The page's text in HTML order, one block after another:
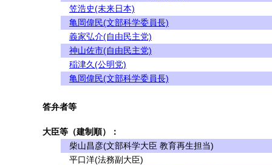
笠浩史(未来日本)
亀岡偉民(文部科学委員長)
義家弘介(自由民主党)
神山佐市(自由民主党)
稲津久(公明党)
亀岡偉民(文部科学委員長)
答弁者等
大臣等（建制順）：
柴山昌彦(文部科学大臣 教育再生担当)
平口洋(法務副大臣)